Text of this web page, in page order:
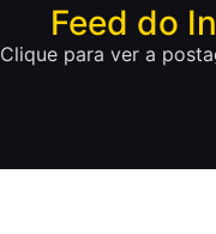
Feed do
Clique para ver a